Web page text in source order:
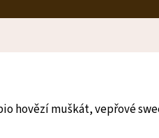
hovězí muškát, vepřové